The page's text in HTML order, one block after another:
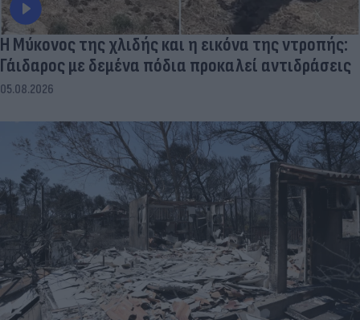
Η Μύκονος της χλιδής και η εικόνα της ντροπής:
Γάιδαρος με δεμένα πόδια προκαλεί αντιδράσεις
05.08.2026